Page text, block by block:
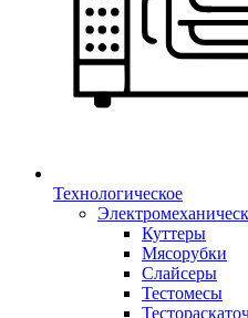
Технологическое
Куттеры
Мясорубки
Слайсеры
Тестомесы